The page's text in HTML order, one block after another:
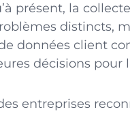
présent, la
distincts,
données client
décisions pour
entreprises